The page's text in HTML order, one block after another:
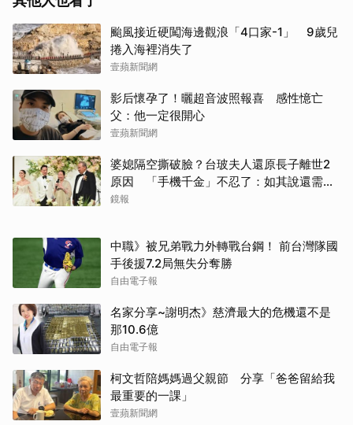
颱風接近硬闖海邊觀浪「4口家-1」 9歲兒
捲入海裡消失了
壹蘋新聞網
影后懷孕了！曬超音波照報喜 感性憶亡
父：他一定很開心
壹蘋新聞網
婆媳隔空撕破臉？台玻夫人還原長子離世2
原因 「手機千金」不忍了：如其說還需要
離開嗎？
鏡報
中職》被兄弟戰力外轉戰台鋼！ 前台灣隊國
手後援7.2局無失分奪勝
自由電子報
名家分享~謝明杰》慈濟最大的危機還不是
那10.6億
自由電子報
柯文哲陪媽媽過父親節 分享「爸爸留給我
最重要的一課」
壹蘋新聞網